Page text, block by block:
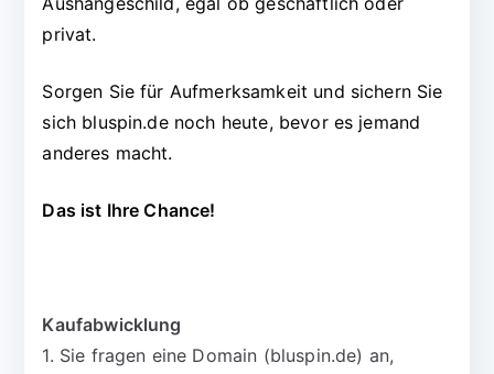
privat.
Sorgen Sie für Aufmerksamkeit und sichern Sie
sich bluspin.de noch heute, bevor es jemand
anderes macht.
Das ist Ihre Chance!
Kaufabwicklung
1. Sie fragen eine Domain (bluspin.de) an,